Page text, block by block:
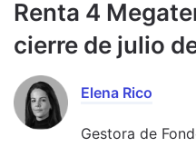
Renta 4
cierre de julio
Elena Rico
Gestora de